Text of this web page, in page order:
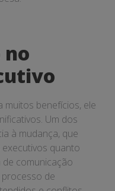
benefícios, ele
Um dos
à mudança, que
quanto
comunicação
de